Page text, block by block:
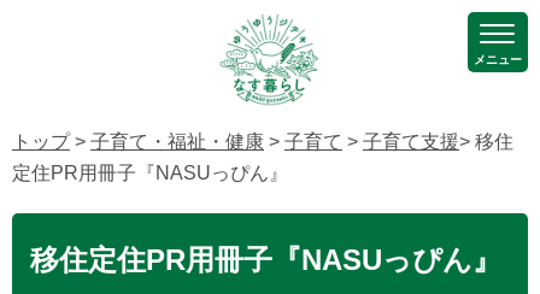
メニュー
トップ> 子育て・福祉・健康 > 子育て > 子育て支援> 移住
定住PR用冊子『NASUっぴん』
移住定住PR用冊子『NASUっぴん』